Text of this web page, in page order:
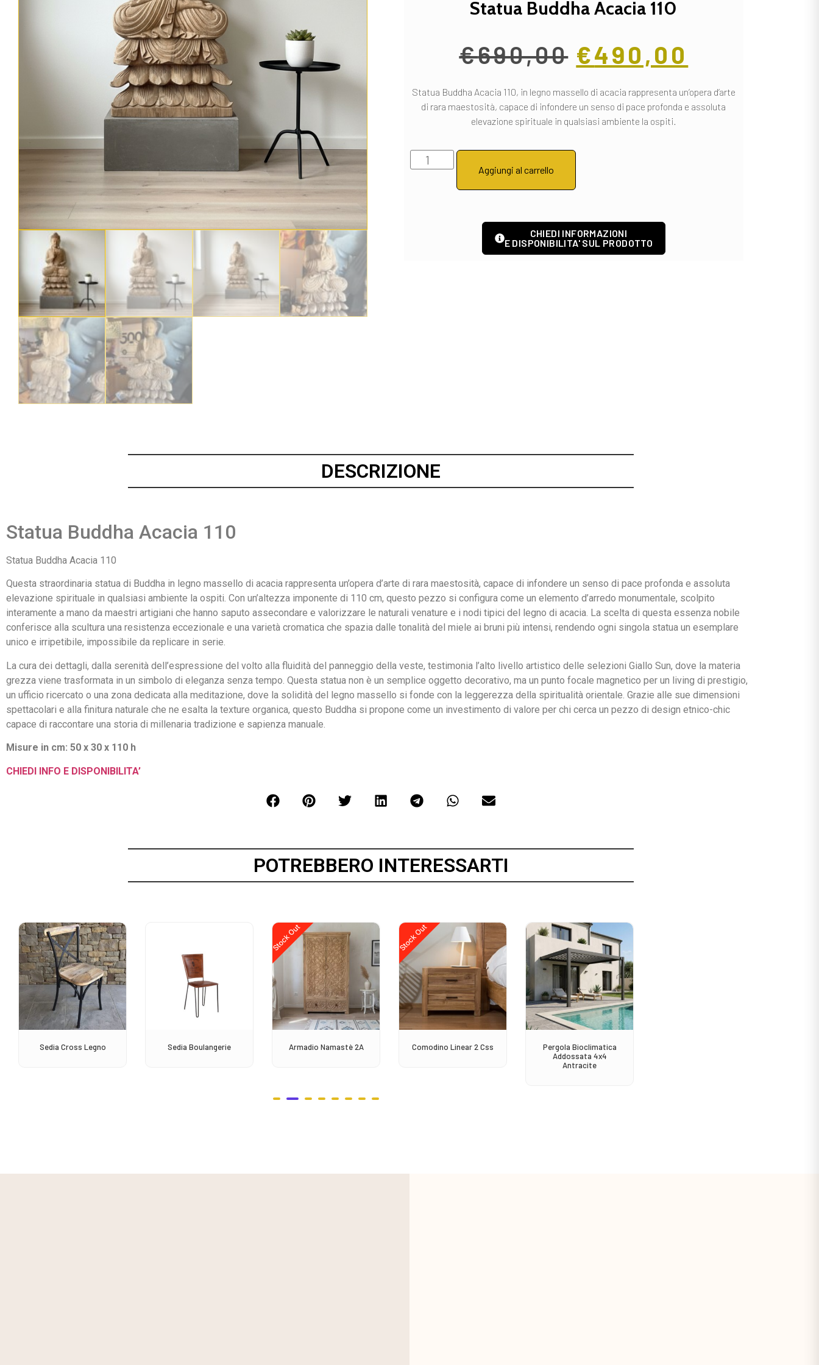
Statua Buddha Acacia 110
€690,00 €490,00
Statua Buddha Acacia 110, in legno massello di acacia rappresenta un’opera d’arte
di rara maestosità, capace di infondere un senso di pace profonda e assoluta
elevazione spirituale in qualsiasi ambiente la ospiti.
Aggiungi al carrello
CHIEDI INFORMAZIONI
E DISPONIBILITA' SUL PRODOTTO
DESCRIZIONE
Statua Buddha Acacia 110
Statua Buddha Acacia 110
Questa straordinaria statua di Buddha in legno massello di acacia rappresenta un’opera d’arte di rara maestosità, capace di infondere un senso di pace profonda e assoluta
elevazione spirituale in qualsiasi ambiente la ospiti. Con un’altezza imponente di 110 cm, questo pezzo si configura come un elemento d’arredo monumentale, scolpito
interamente a mano da maestri artigiani che hanno saputo assecondare e valorizzare le naturali venature e i nodi tipici del legno di acacia. La scelta di questa essenza nobile
conferisce alla scultura una resistenza eccezionale e una varietà cromatica che spazia dalle tonalità del miele ai bruni più intensi, rendendo ogni singola statua un esemplare
unico e irripetibile, impossibile da replicare in serie.
La cura dei dettagli, dalla serenità dell’espressione del volto alla fluidità del panneggio della veste, testimonia l’alto livello artistico delle selezioni Giallo Sun, dove la materia
grezza viene trasformata in un simbolo di eleganza senza tempo. Questa statua non è un semplice oggetto decorativo, ma un punto focale magnetico per un living di prestigio,
un ufficio ricercato o una zona dedicata alla meditazione, dove la solidità del legno massello si fonde con la leggerezza della spiritualità orientale. Grazie alle sue dimensioni
spettacolari e alla finitura naturale che ne esalta la texture organica, questo Buddha si propone come un investimento di valore per chi cerca un pezzo di design etnico-chic
capace di raccontare una storia di millenaria tradizione e sapienza manuale.
Misure in cm: 50 x 30 x 110 h
CHIEDI INFO E DISPONIBILITA’
POTREBBERO INTERESSARTI
Sedia Cross Legno Sedia Boulangerie
Stock Out
Armadio Namastè 2A
Stock Out
Comodino Linear 2 Css
Pergola Bioclimatica
Addossata 4x4
Antracite